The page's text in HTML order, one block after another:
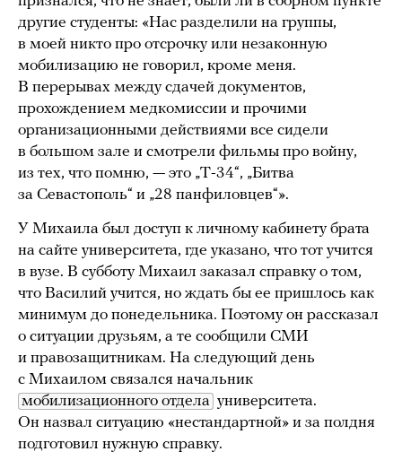
другие студенты: «Нас разделили на группы,
в моей никто про отсрочку или незаконную
мобилизацию не говорил, кроме меня.
В перерывах между сдачей документов,
прохождением медкомиссии и прочими
организационными действиями все сидели
в большом зале и смотрели фильмы про войну,
из тех, что помню, — это „Т-34“, „Битва
за Севастополь“ и „28 панфиловцев“».
У Михаила был доступ к личному кабинету брата
на сайте университета, где указано, что тот учится
в вузе. В субботу Михаил заказал справку о том,
что Василий учится, но ждать бы ее пришлось как
минимум до понедельника. Поэтому он рассказал
о ситуации друзьям, а те сообщили СМИ
и правозащитникам. На следующий день
с Михаилом связался начальник
мобилизационного отдела университета.
Он назвал ситуацию «нестандартной» и за полдня
подготовил нужную справку.